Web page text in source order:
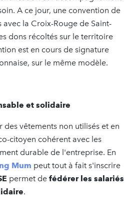
A ce jour, une convention de
la Croix-Rouge de Saint-
dons récoltés sur le territoire
est en cours de signature
sur le même modèle.
et solidaire
vêtements non utilisés et en
citoyen cohérent avec les
durable de l'entreprise. En
Mum peut tout à fait s'inscrire
permet de fédérer les salariés
.